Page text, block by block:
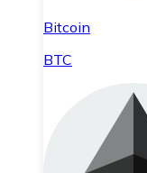
Bitcoin
BTC